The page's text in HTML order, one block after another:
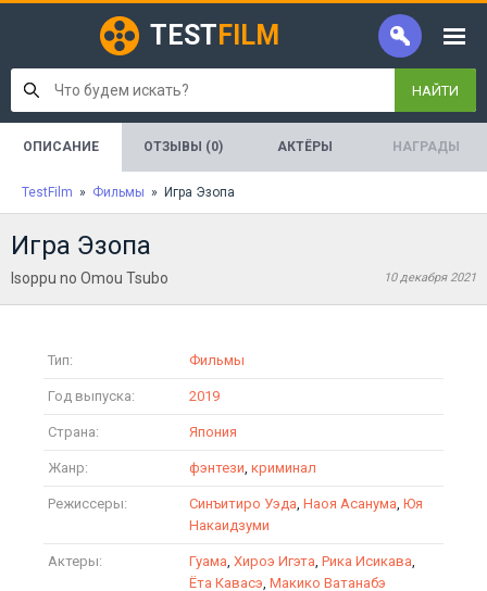
TEST FILM
НАЙТИ
ОПИСАНИЕ ОТЗЫВЫ (0) АКТЁРЫ НАГРАДЫ
TestFilm » Фильмы » Игра Эзопа
Игра Эзопа
Isoppu no Omou Tsubo 10 декабря 2021
Тип: Фильмы
Год выпуска: 2019
Страна: Япония
Жанр: фэнтези, криминал
Режиссеры: Синъитиро Уэда, Наоя Асанума, Юя
Накаидзуми
Актеры: Гуама, Хироэ Игэта, Рика Исикава,
Ёта Кавасэ, Макико Ватанабэ